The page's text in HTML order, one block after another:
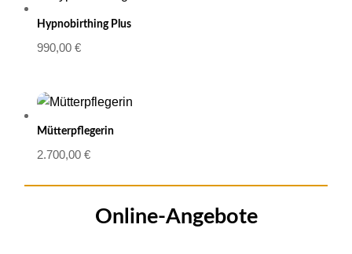
Hypnobirthing Plus
990,00€
Mütterpflegerin
2.700,00€
Online-Angebote